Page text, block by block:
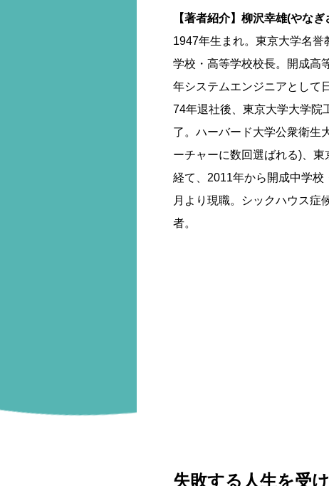
【著者紹介】柳沢幸雄(やな
1947年生まれ。東京大学名
学校・高等学校校長。開成高
年システムエンジニアとして
74年退社後、東京大学大学院
了。ハーバード大学公衆衛生
ーチャーに数回選ばれる)、
経て、2011年から開成中学
月より現職。シックハウス症
者。
失敗する人生を受